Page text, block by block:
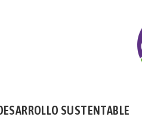
SUSTENTABLE